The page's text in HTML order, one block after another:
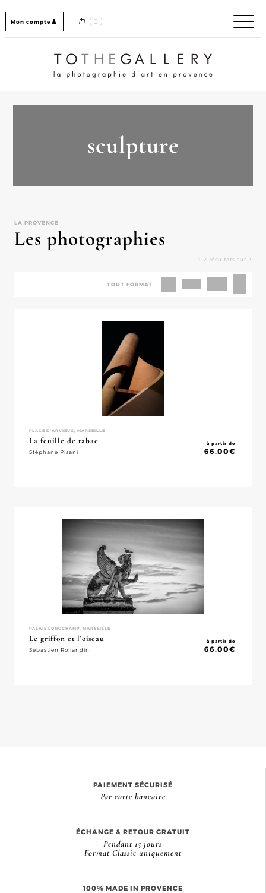
Mon compte 0
Home / Accueil
sculpture
LA PROVENCE
Les photographies
1–2 résultats sur 2
TOUT FORMAT
PLACE D'ARVIEUX, MARSEILLE
La feuille de tabac
Stéphane Pisani
à partir de
66.00€
PALAIS LONGCHAMP, MARSEILLE
Le griffon et l’oiseau
Sébastien Rollandin
à partir de
66.00€
PAIEMENT SÉCURISÉ
Par carte bancaire
ÉCHANGE & RETOUR GRATUIT
Pendant 15 jours
Format Classic uniquement
100% MADE IN PROVENCE